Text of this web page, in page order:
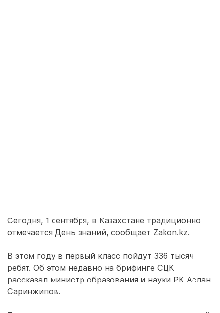
Сегодня, 1 сентября, в Казахстане традиционно
отмечается День знаний, сообщает Zakon.kz.
В этом году в первый класс пойдут 336 тысяч
ребят. Об этом недавно на брифинге СЦК
рассказал министр образования и науки РК Аслан
Саринжипов.